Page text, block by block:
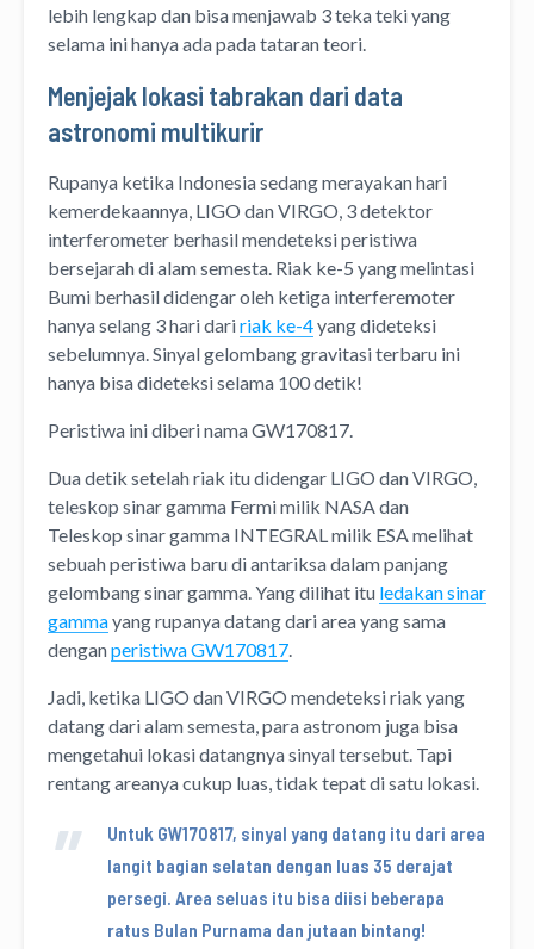
lebih lengkap dan bisa menjawab 3 teka teki yang
selama ini hanya ada pada tataran teori.
Menjejak lokasi tabrakan dari data
astronomi multikurir
Rupanya ketika Indonesia sedang merayakan hari
kemerdekaannya, LIGO dan VIRGO, 3 detektor
interferometer berhasil mendeteksi peristiwa
bersejarah di alam semesta. Riak ke-5 yang melintasi
Bumi berhasil didengar oleh ketiga interferemoter
hanya selang 3 hari daririak ke-4yang dideteksi
sebelumnya. Sinyal gelombang gravitasi terbaru ini
hanya bisa dideteksi selama 100 detik!
Peristiwa ini diberi nama GW170817.
Dua detik setelah riak itu didengar LIGO dan VIRGO,
teleskop sinar gamma Fermi milik NASA dan
Teleskop sinar gamma INTEGRAL milik ESA melihat
sebuah peristiwa baru di antariksa dalam panjang
gelombang sinar gamma. Yang dilihat itu ledakan sinar
gammayang rupanya datang dari area yang sama
denganperistiwa GW170817.
Jadi, ketika LIGO dan VIRGO mendeteksi riak yang
datang dari alam semesta, para astronom juga bisa
mengetahui lokasi datangnya sinyal tersebut. Tapi
rentang areanya cukup luas, tidak tepat di satu lokasi.
Untuk GW170817, sinyal yang datang itu dari area
langit bagian selatan dengan luas 35 derajat
persegi. Area seluas itu bisa diisi beberapa
ratus Bulan Purnama dan jutaan bintang!